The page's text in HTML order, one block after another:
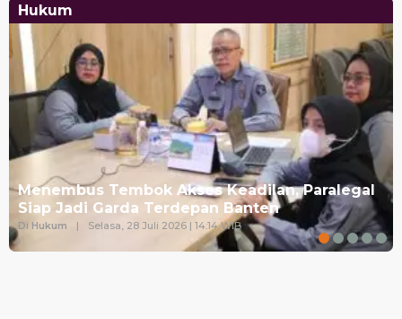
Hukum
Menembus Tembok Akses Keadilan, Paralegal
Siap Jadi Garda Terdepan Banten
Di Hukum | Selasa, 28 Juli 2026 | 14:14 WIB